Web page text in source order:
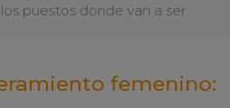
puestos donde van a ser
femenino: